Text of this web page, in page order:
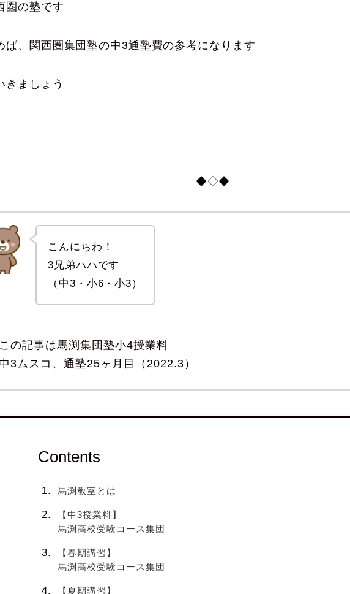
圏の塾です
ば、関西圏集団塾の中3通塾費の参考になります
きましょう
◆◇◆
こんにちわ！
3兄弟ハハです
（中3・小6・小3）
この記事は馬渕集団塾小4授業料
中3ムスコ、通塾25ヶ月目（2022.3）
Contents
馬渕教室とは
【中3授業料】
馬渕高校受験コース集団
【春期講習】
馬渕高校受験コース集団
【夏期講習】